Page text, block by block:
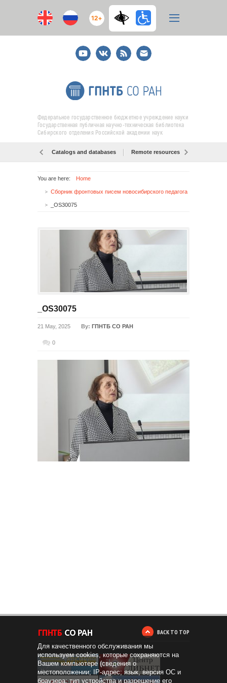
12+
YoutubeВКонтакте
RSS
E-
mail
подписка
Федеральное государственное бюджетное учреждение науки
Государственная публичная научно-техническая библиотека
Сибирского отделения Российской академии наук
Catalogs and databases Remote resources
You are here: Home
_OS30075
_OS30075
21 May, 2025 By: ГПНТБ СО РАН
0
BACK TO TOP
Для качественного обслуживания мы
используем cookies, которые сохраняются на
Вашем компьютере (сведения о
местоположении; IP-адрес; язык, версия ОС и
браузера; тип устройства и разрешение его